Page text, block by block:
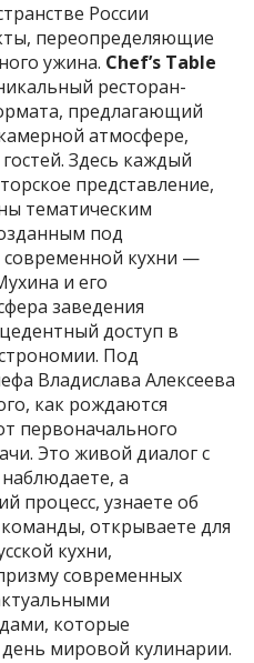
России
переопределяющие
ужина. Chef’s Table
ресторан-
предлагающий
атмосфере,
Здесь каждый
представление,
тематическим
под
современной кухни —
и его
заведения
доступ в
Под
Владислава Алексеева
как рождаются
первоначального
Это живой диалог с
а
процесс, узнаете об
открываете для
кухни,
современных
которые
мировой кулинарии.